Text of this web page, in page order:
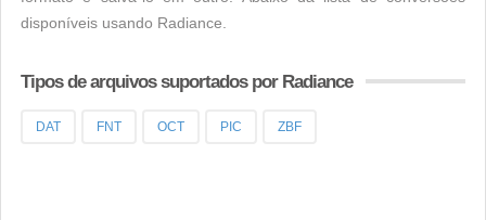
disponíveis usando Radiance.
Tipos de arquivos suportados por Radiance
DAT FNT OCT PIC ZBF